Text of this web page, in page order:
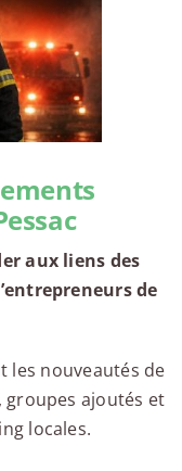
aux liens des
de
les nouveautés de
groupes ajoutés et
locales.